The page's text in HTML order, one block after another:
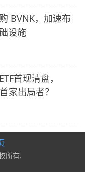
BVNK，加速布
设施
首现清盘，
家出局者？
所有.